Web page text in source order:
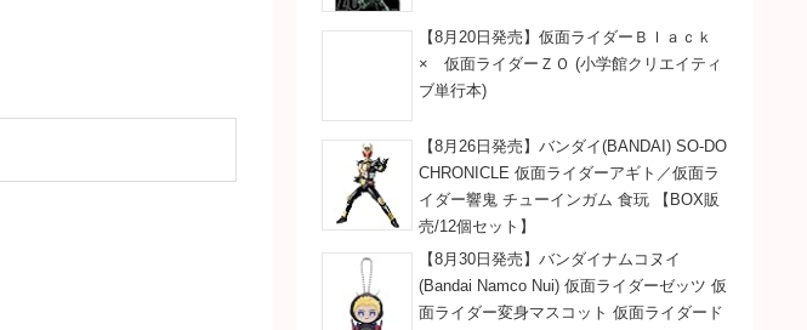
【8月20日発売】仮面ライダーＢｌａｃｋ
× 仮面ライダーＺＯ (小学館クリエイティ
ブ単行本)
【8月26日発売】バンダイ(BANDAI) SO-DO
CHRONICLE 仮面ライダーアギト／仮面ラ
イダー響鬼 チューインガム 食玩 【BOX販
売/12個セット】
【8月30日発売】バンダイナムコヌイ
(Bandai Namco Nui) 仮面ライダーゼッツ 仮
面ライダー変身マスコット 仮面ライダード